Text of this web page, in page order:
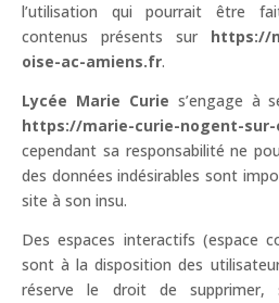
l’utilisation qui pourrait être
contenus présents sur https://
oise-ac-amiens.fr.
Lycée Marie Curie s’engage à
https://marie-curie-nogent-
cependant sa responsabilité ne
des données indésirables sont
site à son insu.
Des espaces interactifs (espace
sont à la disposition des
réserve le droit de supprimer,